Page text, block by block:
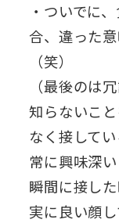
・ついでに
合、違った
（笑）
（最後のは
知らないこ
なく接して
常に興味深
瞬間に接し
実に良い顔し